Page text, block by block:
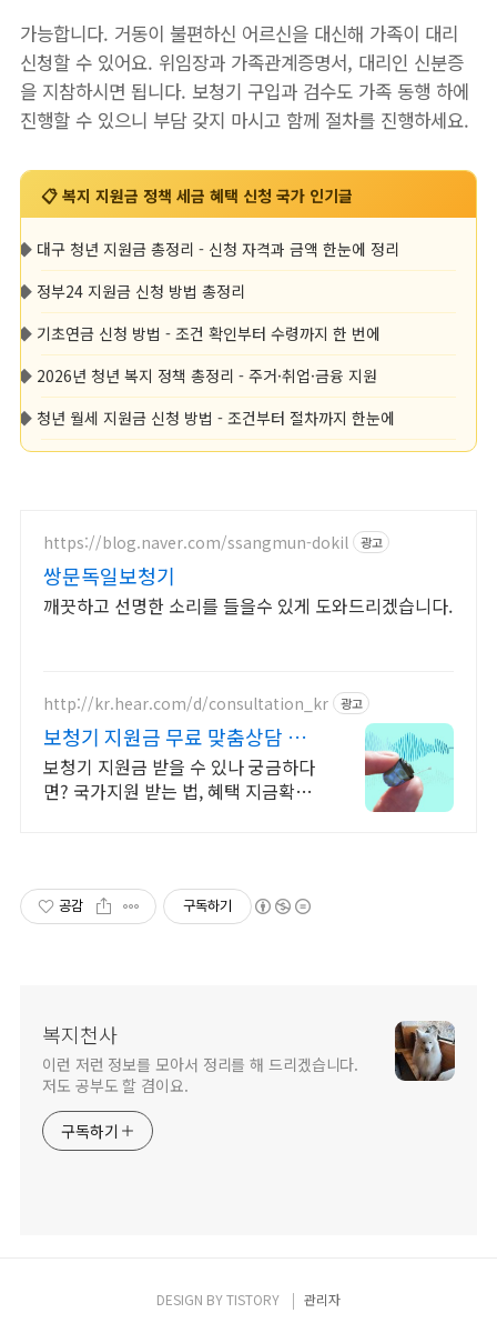
가능합니다. 거동이 불편하신 어르신을 대신해 가족이 대리
신청할 수 있어요. 위임장과 가족관계증명서, 대리인 신분증
을 지참하시면 됩니다. 보청기 구입과 검수도 가족 동행 하에
진행할 수 있으니 부담 갖지 마시고 함께 절차를 진행하세요.
📋 복지 지원금 정책 세금 혜택 신청 국가 인기글
◆ 대구 청년 지원금 총정리 - 신청 자격과 금액 한눈에 정리
◆ 정부24 지원금 신청 방법 총정리
◆ 기초연금 신청 방법 - 조건 확인부터 수령까지 한 번에
◆ 2026년 청년 복지 정책 총정리 - 주거·취업·금융 지원
◆ 청년 월세 지원금 신청 방법 - 조건부터 절차까지 한눈에
https://blog.naver.com/ssangmun-dokil 광고
쌍문독일보청기
깨끗하고 선명한 소리를 들을수 있게 도와드리겠습니다.
http://kr.hear.com/d/consultation_kr 광고
보청기 지원금 무료 맞춤상담 보
청기필요한지 테스트해보세요
보청기 지원금 받을 수 있나 궁금하다
면? 국가지원 받는 법, 혜택 지금확인
공감 구독하기
복지천사
이런 저런 정보를 모아서 정리를 해 드리겠습니다.
저도 공부도 할 겸이요.
구독하기
DESIGN BYTISTORY 관리자